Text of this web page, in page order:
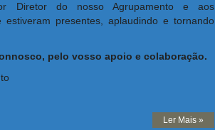
Diretor do nosso Agrupamento e aos
presentes, aplaudindo e tornando
pelo vosso apoio e colaboração.
Ler Mais »